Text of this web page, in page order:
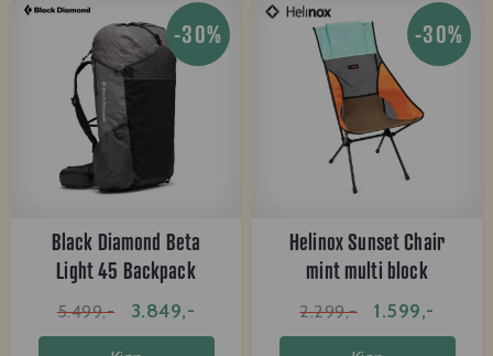
-30%
Black Diamond Beta
Light 45 Backpack
5.499,- 3.849,-
-30%
Helinox Sunset Chair
mint multi block
2.299,- 1.599,-